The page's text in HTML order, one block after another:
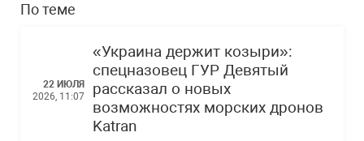
По теме
22 ИЮЛЯ
2026, 11:07
«Украина держит козыри»:
спецназовец ГУР Девятый
рассказал о новых
возможностях морских дронов
Katran